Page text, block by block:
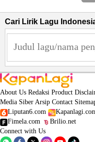
Cari Lirik Lagu
About Us Redaksi Product
Media Siber Arsip Contact
Liputan6.com
Fimela.com
Brilio.net
Connect with Us